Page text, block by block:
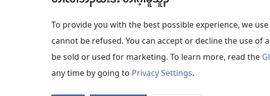
To provide you with the best possible experience, we
cannot be refused. You can accept or decline the use
be sold or used for marketing. To learn more, read the
any time by going toPrivacy Settings.
တၢ်ဖးလံာ်စီဆှံဒ်တၢ်ဂဲၤဒိပူနီၢ်နီၢ်